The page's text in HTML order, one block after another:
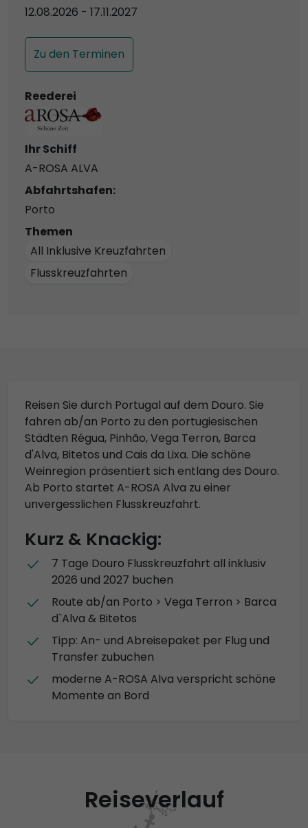
12.08.2026 - 17.11.2027
Zu den Terminen
Reederei
Ihr Schiff
A-ROSA ALVA
Abfahrtshafen:
Porto
Themen
All Inklusive Kreuzfahrten
Flusskreuzfahrten
Reisen Sie durch Portugal auf dem Douro. Sie
fahren ab/an Porto zu den portugiesischen
Städten Régua, Pinhão, Vega Terron, Barca
d'Alva, Bitetos und Cais da Lixa. Die schöne
Weinregion präsentiert sich entlang des Douro.
Ab Porto startet A-ROSA Alva zu einer
unvergesslichen Flusskreuzfahrt.
Kurz & Knackig:
7 Tage Douro Flusskreuzfahrt all inklusiv
2026 und 2027 buchen
Route ab/an Porto > Vega Terron > Barca
d`Alva & Bitetos
Tipp: An- und Abreisepaket per Flug und
Transfer zubuchen
moderne A-ROSA Alva verspricht schöne
Momente an Bord
Reiseverlauf